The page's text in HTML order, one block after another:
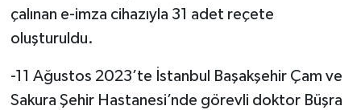
çalınan e-imza cihazıyla 31 adet reçete
oluşturuldu.
-11 Ağustos 2023’te İstanbul Başakşehir Çam ve
Sakura Şehir Hastanesi’nde görevli doktor Büşra